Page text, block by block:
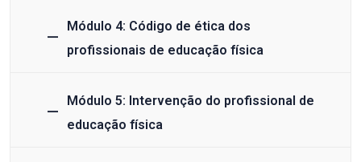
Módulo 4: Código de ética dos
profissionais de educação física
Módulo 5: Intervenção do profissional de
educação física